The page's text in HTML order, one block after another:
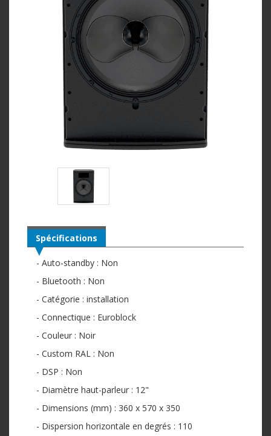
Spécifications
- Auto-standby : Non
- Bluetooth : Non
- Catégorie : installation
- Connectique : Euroblock
- Couleur : Noir
- Custom RAL : Non
- DSP : Non
- Diamètre haut-parleur : 12"
- Dimensions (mm) : 360 x 570 x 350
- Dispersion horizontale en degrés : 110